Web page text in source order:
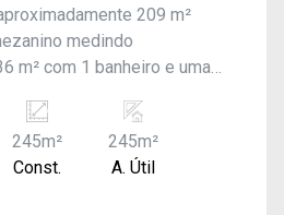
209 m²
medindo
m² com 1 banheiro e uma
245m²
Const.
245m²
A. Útil